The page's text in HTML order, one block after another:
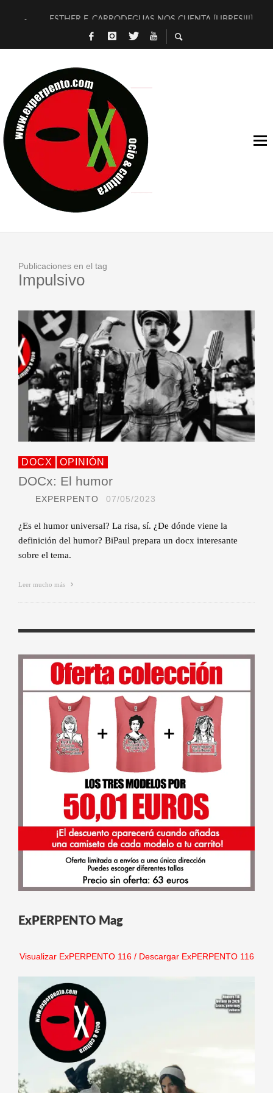
ESTHER F. CARRODEGUAS NOS CUENTA [LIBRES!!!]
[TERRA DE GUAPES] DE SANDRA MONFORT
TIMBRE 4, LA ESCUELA DEL DIRECTOR TEATRAL CLAUDIO
30 AÑOS (NO ES NADA) DE LA KATARSIS DEL TOMATAZO
MILITARES JUDÍAS EN #EXVITA
D’BALDOMEROS REINVENTAN [BITÁCORA 3.0] EN EXVITA
MARSHALL FLASH PRESENTA EN EXVITA [RELATIVA
JOFRE BARDAGÍ EN EXVITA INTERPRETANDO A SERRAT
Publicaciones en el tag
Impulsivo
DOCX OPINIÓN
DOCx: El humor
EXPERPENTO 07/05/2023
¿Es el humor universal? La risa, sí. ¿De dónde viene la
definición del humor? BiPaul prepara un docx interesante
sobre el tema.
Leer mucho más
ExPERPENTO Mag
Visualizar ExPERPENTO 116/ Descargar ExPERPENTO 116